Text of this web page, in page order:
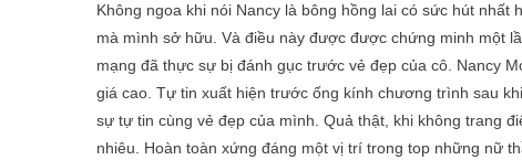
Không ngoa khi nói Nancy là bông hồng lai có sức hút
mà mình sở hữu. Và điều này được được chứng minh một
mạng đã thực sự bị đánh gục trước vẻ đẹp của cô. Nancy
giá cao. Tự tin xuất hiện trước ống kính chương trình sau
sự tự tin cùng vẻ đẹp của mình. Quả thật, khi không trang
nhiêu. Hoàn toàn xứng đáng một vị trí trong top những nữ